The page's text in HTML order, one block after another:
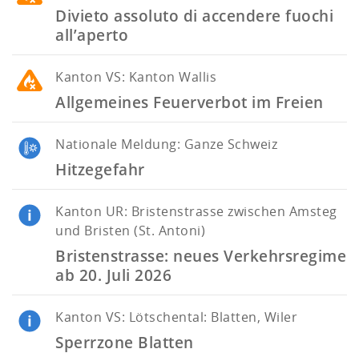
Divieto assoluto di accendere fuochi
all’aperto
Kanton VS: Kanton Wallis
Allgemeines Feuerverbot im Freien
Nationale Meldung: Ganze Schweiz
Hitzegefahr
Kanton UR: Bristenstrasse zwischen Amsteg
und Bristen (St. Antoni)
Bristenstrasse: neues Verkehrsregime
ab 20. Juli 2026
Kanton VS: Lötschental: Blatten, Wiler
Sperrzone Blatten